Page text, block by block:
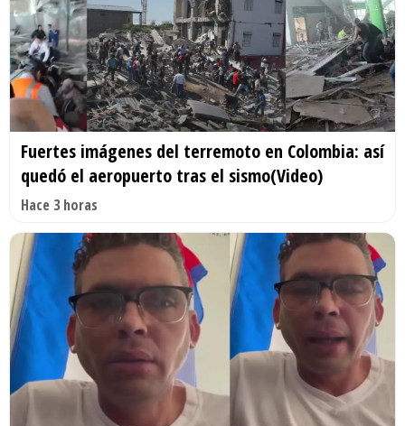
Fuertes imágenes del terremoto en Colombia: así
quedó el aeropuerto tras el sismo(Video)
Hace 3 horas